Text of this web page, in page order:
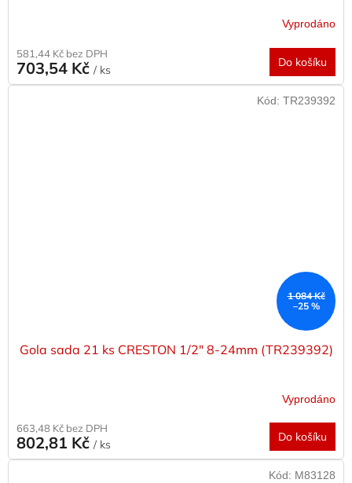
Vyprodáno
581,44 Kč bez DPH
703,54 Kč / ks
Do košíku
1 084 Kč
–25 %
Gola sada 21 ks CRESTON 1/2" 8-24mm (TR239392)
Vyprodáno
663,48 Kč bez DPH
802,81 Kč / ks
Do košíku
Kód: TR239392
Kód: M83128